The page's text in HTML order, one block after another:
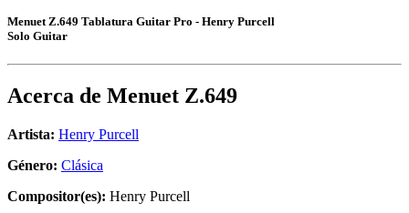
Menuet Z.649 Tablatura Guitar Pro - Henry Purcell
Solo Guitar
Acerca de Menuet Z.649
Artista: Henry Purcell
Género: Clásica
Compositor(es): Henry Purcell